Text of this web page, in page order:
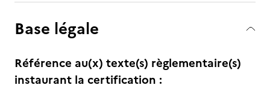
Base légale
Référence au(x) texte(s) règlementaire(s)
instaurant la certification :